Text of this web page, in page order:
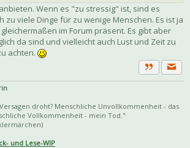
Wenn es "zu stressig" ist, sind es
zu viele Dinge für zu wenige Menschen. Es ist ja
im Forum präsent. Es gibt aber
da sind und vielleicht auch Lust und Zeit zu
achten.
Zitat
droht? Menschliche Unvollkommenheit - das
Vollkommenheit - mein Tod."
und Lese-WIP